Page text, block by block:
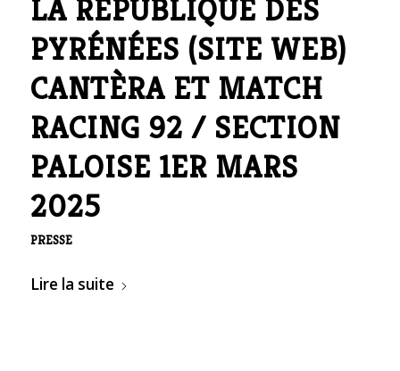
LA RÉPUBLIQUE DES
PYRÉNÉES (SITE WEB)
CANTÈRA ET MATCH
RACING 92 / SECTION
PALOISE 1ER MARS
2025
PRESSE
Lire la suite